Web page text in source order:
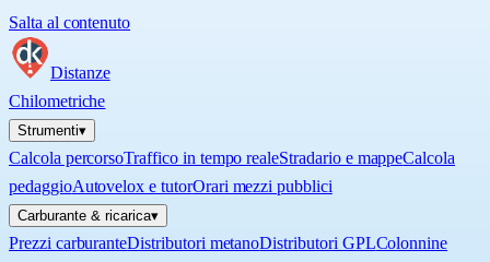
Salta al contenuto
Distanze
Chilometriche
Strumenti▾
Calcola percorsoTraffico in tempo realeStradario e mappeCalcola
pedaggioAutovelox e tutorOrari mezzi pubblici
Carburante & ricarica▾
Prezzi carburanteDistributori metanoDistributori GPLColonnine